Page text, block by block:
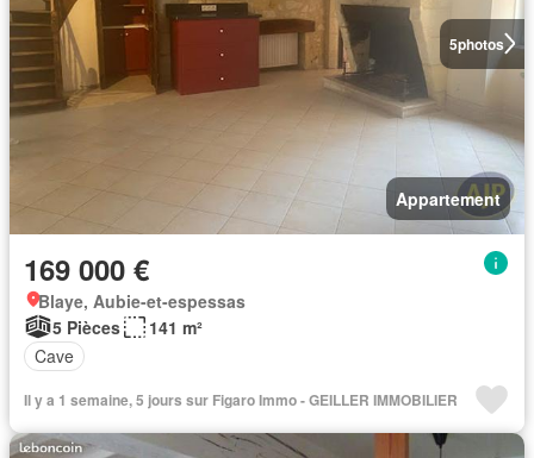
5photos
Appartement
169 000 €
Blaye, Aubie-et-espessas
5 Pièces
141 m²
Cave
Il y a 1 semaine, 5 jours sur Figaro Immo - GEILLER IMMOBILIER